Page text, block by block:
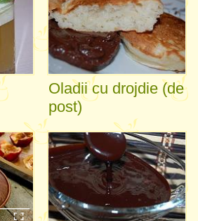
Oladii cu drojdie (de
post)